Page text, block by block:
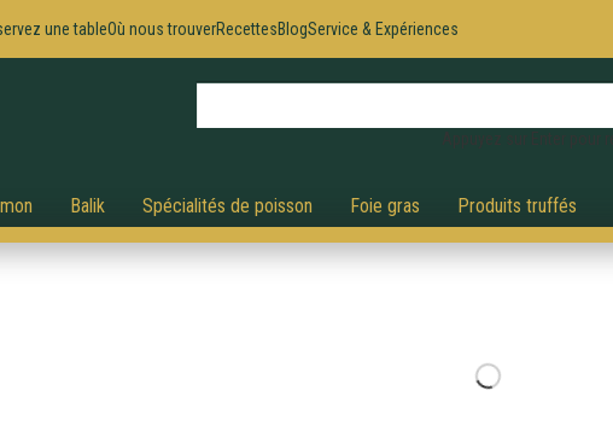
une tableOù nous trouverRecettesBlogService & Expériences
Balik Spécialités de poisson Foie gras Produits truffés